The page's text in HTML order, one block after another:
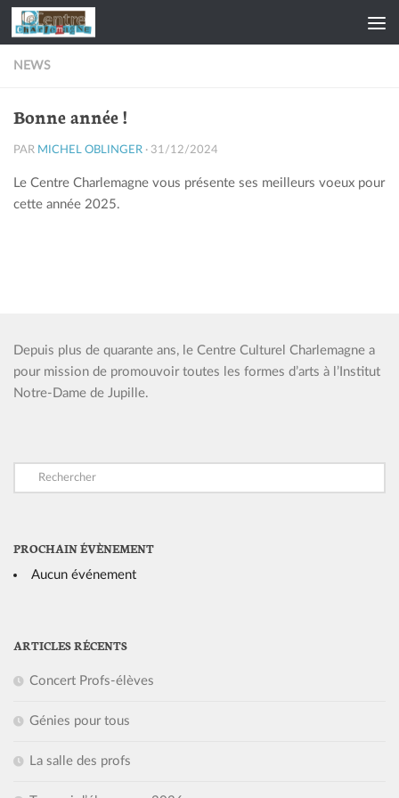
Skip to content
NEWS
Bonne année !
PAR MICHEL OBLINGER · 31/12/2024
Le Centre Charlemagne vous présente ses meilleurs voeux pour
cette année 2025.
Depuis plus de quarante ans, le Centre Culturel Charlemagne a
pour mission de promouvoir toutes les formes d’arts à l’Institut
Notre-Dame de Jupille.
PROCHAIN ÉVÈNEMENT
Aucun événement
ARTICLES RÉCENTS
Concert Profs-élèves
Génies pour tous
La salle des profs